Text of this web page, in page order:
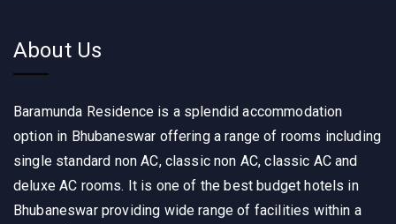
About Us
Baramunda Residence is a splendid accommodation
option in Bhubaneswar offering a range of rooms including
single standard non AC, classic non AC, classic AC and
deluxe AC rooms. It is one of the best budget hotels in
Bhubaneswar providing wide range of facilities within a